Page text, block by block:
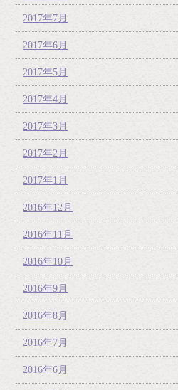
2017年7月
2017年6月
2017年5月
2017年4月
2017年3月
2017年2月
2017年1月
2016年12月
2016年11月
2016年10月
2016年9月
2016年8月
2016年7月
2016年6月